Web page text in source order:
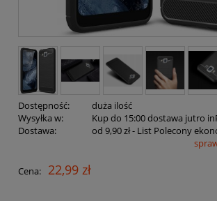
Dostępność:
duża ilość
Wysyłka w:
Kup do 15:00 dostawa jutro
Dostawa:
od 9,90 zł- List Polecony
Cena nie zawiera ewentualnych kosztów
Cena: 22,99 zł